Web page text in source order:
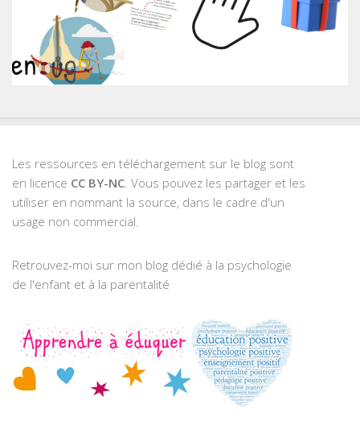
Les ressources en téléchargement sur le blog sont
en licence CC BY-NC. Vous pouvez les partager et les
utiliser en nommant la source, dans le cadre d'un
usage non commercial.
Retrouvez-moi sur mon blog dédié à la psychologie
de l'enfant et à la parentalité